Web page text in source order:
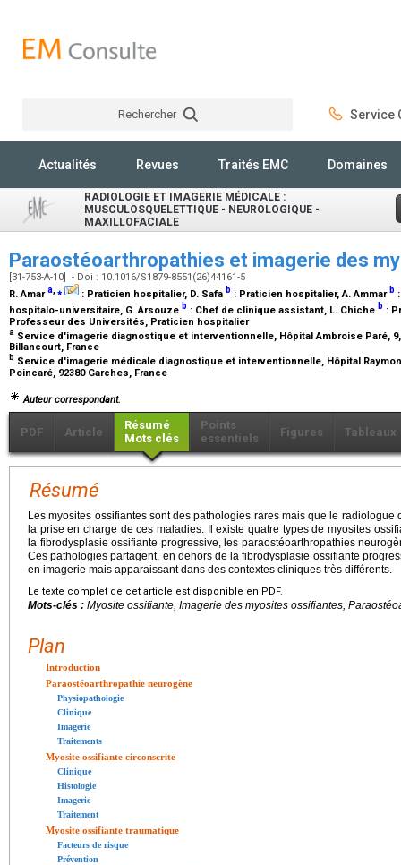
Rechercher Service
Actualités Revues Traités EMC Domaines
RADIOLOGIE ET IMAGERIE MÉDICALE :
MUSCULOSQUELETTIQUE - NEUROLOGIQUE -
MAXILLOFACIALE
Paraostéoarthropathies et imagerie des
[31-753-A-10] - Doi : 10.1016/S1879-8551(26)44161-5
R. Amara,⁎ : Praticien hospitalier, D. Safa b : Praticien hospitalier, A. Ammar b
hospitalo-universitaire, G. Arsouze b : Chef de clinique assistant, L. Chiche b :
Professeur des Universités, Praticien hospitalier
a Service d'imagerie diagnostique et interventionnelle, Hôpital Ambroise Paré,
Billancourt, France
b Service d'imagerie médicale diagnostique et interventionnelle, Hôpital
Poincaré, 92380 Garches, France
Auteur correspondant.
PDF Article
Résumé
Mots clés
Points
essentiels
Figures Tableaux
Résumé
Les myosites ossifiantes sont des pathologies rares mais que le
la prise en charge de ces maladies. Il existe quatre types de myosites
la fibrodysplasie ossifiante progressive, les paraostéoarthropathies
Ces pathologies partagent, en dehors de la fibrodysplasie ossifiante
en imagerie mais apparaissant dans des contextes cliniques très différents.
Le texte complet de cet article est disponible en PDF.
Mots-clés : Myosite ossifiante, Imagerie des myosites ossifiantes,
Plan
Introduction
Paraostéoarthropathie neurogène
Physiopathologie
Clinique
Imagerie
Traitements
Myosite ossifiante circonscrite
Clinique
Histologie
Imagerie
Traitement
Myosite ossifiante traumatique
Facteurs de risque
Prévention